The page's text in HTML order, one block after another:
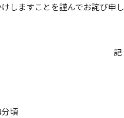
しますことを謹んでお詫び申し
記
頃